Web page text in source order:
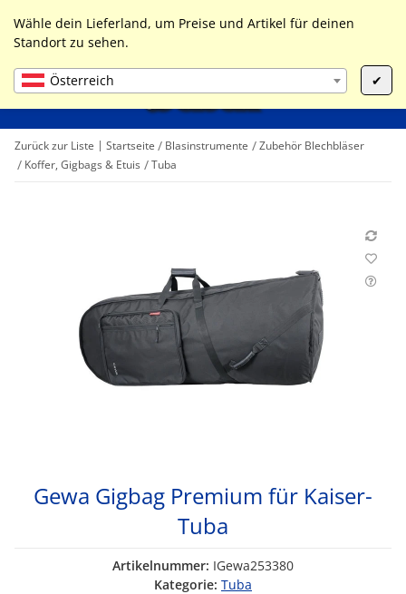
Wähle dein Lieferland, um Preise und Artikel für deinen
Standort zu sehen.
Österreich ✔
Liste ist leer
Zurück zur Liste Startseite Blasinstrumente
Zubehör Blechbläser
Koffer, Gigbags & Etuis
Tuba
Gewa Gigbag Premium für Kaiser-
Tuba
Artikelnummer: IGewa253380
Kategorie: Tuba